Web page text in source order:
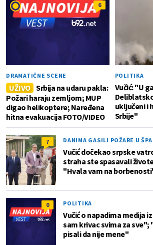
6
DRAMATIČNE SCENE
UŽIVO Srbija na udaru pakla:
Požari haraju zemljom; MUP
digao helikoptere; Naređena
hitna evakuacija FOTO/VIDEO
POLITIKA
Vučić: "U
uključeni i
Srbije"
7 DANIMA GASILI POŽARE U
Vučić dočekao srpske
straha ste spasavali
"Hvala vam na
0 POLITIKA
Vučić o napadima medija
sam krivac svima za sve";
pisali da nije mene"